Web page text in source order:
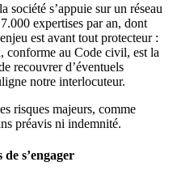
société s’appuie sur un réseau
expertises par an, dont
est avant tout protecteur :
conforme au Code civil, est la
recouvrer d’éventuels
notre interlocuteur.
risques majeurs, comme
préavis ni indemnité.
s’engager